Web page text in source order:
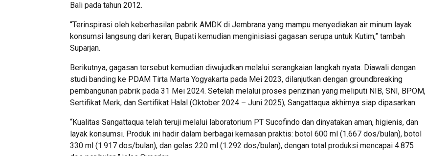
Bali pada tahun 2012.
“Terinspirasi oleh keberhasilan pabrik AMDK di Jembrana yang mampu menyediakan air minum layak
konsumsi langsung dari keran, Bupati kemudian menginisiasi gagasan serupa untuk Kutim,” tambah
Suparjan.
Berikutnya, gagasan tersebut kemudian diwujudkan melalui serangkaian langkah nyata. Diawali dengan
studi banding ke PDAM Tirta Marta Yogyakarta pada Mei 2023, dilanjutkan dengan groundbreaking
pembangunan pabrik pada 31 Mei 2024. Setelah melalui proses perizinan yang meliputi NIB, SNI, BPOM,
Sertifikat Merk, dan Sertifikat Halal (Oktober 2024 – Juni 2025), Sangattaqua akhirnya siap dipasarkan.
“Kualitas Sangattaqua telah teruji melalui laboratorium PT Sucofindo dan dinyatakan aman, higienis, dan
layak konsumsi. Produk ini hadir dalam berbagai kemasan praktis: botol 600 ml (1.667 dos/bulan), botol
330 ml (1.917 dos/bulan), dan gelas 220 ml (1.292 dos/bulan), dengan total produksi mencapai 4.875